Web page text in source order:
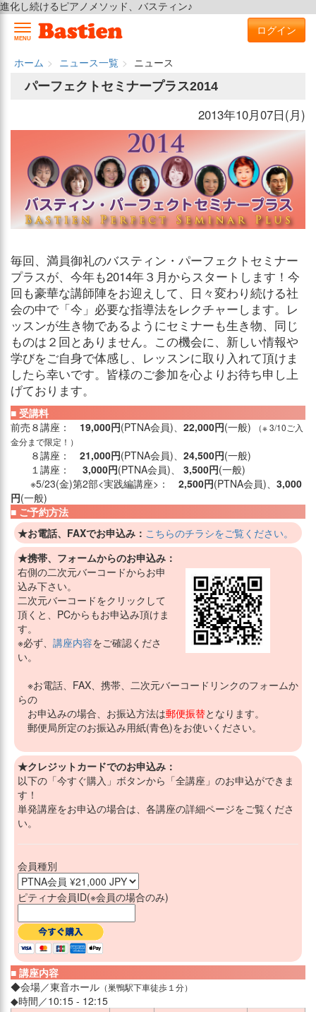
進化し続けるピアノメソッド、バスティン♪
MENU
ログイン
ホーム ニュース一覧
ニュース
パーフェクトセミナープラス2014
2013年10月07日(月)
毎回、満員御礼のバスティン・パーフェクトセミナー
プラスが、今年も2014年３月からスタートします！今
回も豪華な講師陣をお迎えして、日々変わり続ける社
会の中で「今」必要な指導法をレクチャーします。レ
ッスンが生き物であるようにセミナーも生き物、同じ
ものは２回とありません。この機会に、新しい情報や
学びをご自身で体感し、レッスンに取り入れて頂けま
したら幸いです。皆様のご参加を心よりお待ち申し上
げております。
■ 受講料
前売８講座： 19,000円(PTNA会員)、 22,000円(一般)
（※ 3/10ご入
金分まで限定！）
８講座： 21,000円(PTNA会員)、 24,500円(一般)
１講座：
3,000円(PTNA会員)、 3,500円(一般)
※5/23(金)第2部<実践編講座>： 2,500円(PTNA会員)、 3,000
円(一般)
■ ご予約方法
★お電話、FAXでお申込み： こちらのチラシをご覧ください。
★携帯、フォームからのお申込み：
右側の二次元バーコードからお申
込み下さい。
二次元バーコードをクリックして
頂くと、PCからもお申込み頂けま
す。
※必ず、 講座内容をご確認くださ
い。
※お電話、FAX、携帯、二次元バーコードリンクのフォームか
らの
お申込みの場合、お振込方法は郵便振替となります。
郵便局所定のお振込み用紙(青色)をお使いください。
★クレジットカードでのお申込み：
以下の「今すぐ購入」ボタンから「全講座」のお申込ができま
す！
単発講座をお申込の場合は、各講座の詳細ページをご覧くださ
い。
会員種別
ピティナ会員ID(※会員の場合のみ)
■ 講座内容
◆会場／東音ホール （巣鴨駅下車徒歩１分）
◆時間／10:15 - 12:15